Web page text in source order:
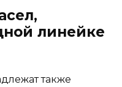
линейке
также